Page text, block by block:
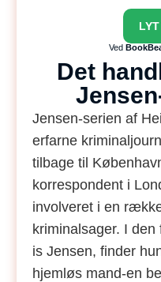
Ved
Det
Jensen-serien af
erfarne
tilbage til
korrespondent i
involveret i en
kriminalsager. I
is Jensen, finder
hjemløs mand-en